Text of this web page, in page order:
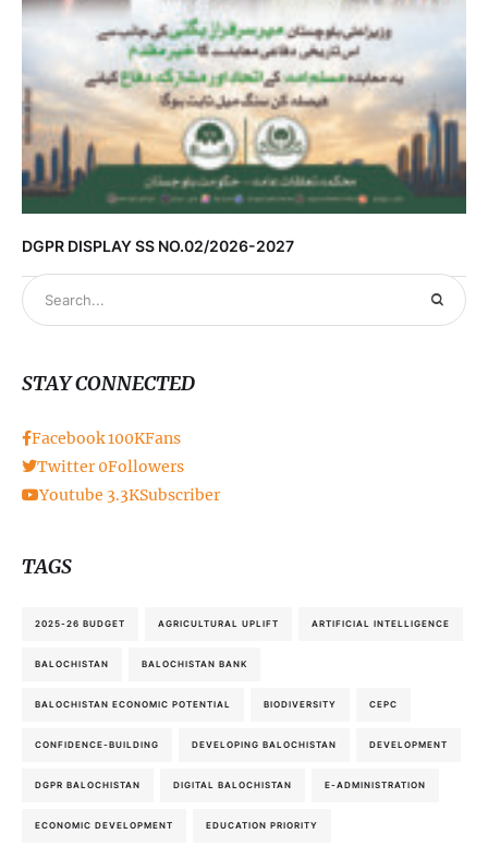
DGPR DISPLAY SS NO.02/2026-2027
STAY CONNECTED
Facebook100KFans
Twitter 0Followers
Youtube 3.3KSubscriber
TAGS
2025-26 BUDGET AGRICULTURAL UPLIFT ARTIFICIAL INTELLIGENCE
BALOCHISTAN BALOCHISTAN BANK
BALOCHISTAN ECONOMIC POTENTIAL BIODIVERSITY CEPC
CONFIDENCE-BUILDING DEVELOPING BALOCHISTAN DEVELOPMENT
DGPR BALOCHISTAN DIGITAL BALOCHISTAN E-ADMINISTRATION
ECONOMIC DEVELOPMENT EDUCATION PRIORITY